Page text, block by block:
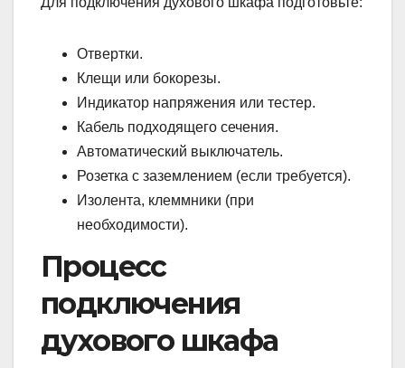
Отвертки.
Клещи или бокорезы.
Индикатор напряжения или тестер.
Кабель подходящего сечения.
Автоматический выключатель.
Розетка с заземлением (если требуется).
Изолента, клеммники (при
необходимости).
Процесс
подключения
духового шкафа